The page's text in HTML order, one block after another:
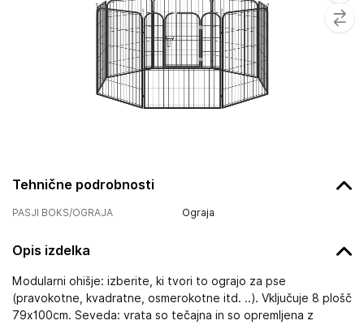
Tehnične podrobnosti
PASJI BOKS/OGRAJA Ograja
Opis izdelka
Modularni ohišje: izberite, ki tvori to ograjo za pse
(pravokotne, kvadratne, osmerokotne itd. ..). Vključuje 8 plošč
79x100cm. Seveda: vrata so tečajna in so opremljena z